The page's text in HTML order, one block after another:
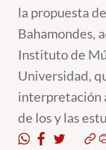
Postgrado
Formación Continua
Estudiantes
Académicos
Funcionarios
Alumni
la propuesta
Bahamondes,
Instituto de
Universidad,
interpretación
de los y las